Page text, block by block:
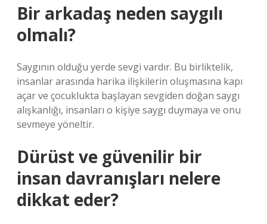
Bir arkadaş neden saygılı
olmalı?
Saygının olduğu yerde sevgi vardır. Bu birliktelik,
insanlar arasında harika ilişkilerin oluşmasına kapı
açar ve çocuklukta başlayan sevgiden doğan saygı
alışkanlığı, insanları o kişiye saygı duymaya ve onu
sevmeye yöneltir.
Dürüst ve güvenilir bir
insan davranışları nelere
dikkat eder?